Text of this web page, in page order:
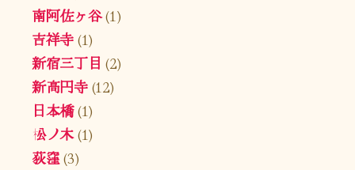
南阿佐ヶ谷(1)
吉祥寺(1)
新宿三丁目 (2)
新高円寺(12)
日本橋(1)
松ノ木(1)
荻窪(3)